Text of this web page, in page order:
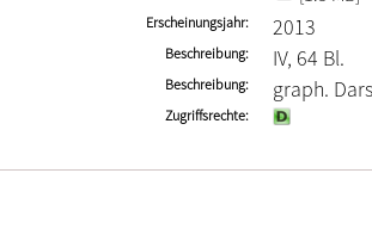
Erscheinungsjahr 2013
Beschreibung IV, 64 Bl.
Beschreibung graph.
Zugriffsrechte